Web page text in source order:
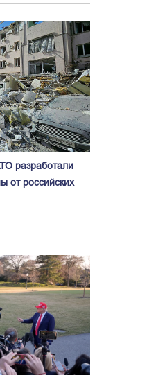
разработали
от российских